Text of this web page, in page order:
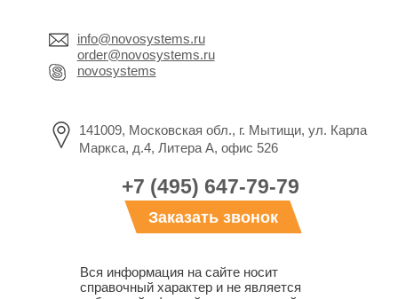
info@novosystems.ru
order@novosystems.ru
novosystems
141009, Московская обл., г. Мытищи, ул. Карла
Маркса, д.4, Литера А, офис 526
+7 (495) 647-79-79
Заказать звонок
Вся информация на сайте носит
справочный характер и не является